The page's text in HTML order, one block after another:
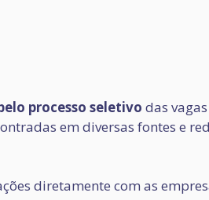
processo seletivo das
em diversas fontes e
diretamente com as